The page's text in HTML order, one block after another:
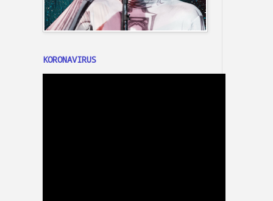
KORONAVIRUS